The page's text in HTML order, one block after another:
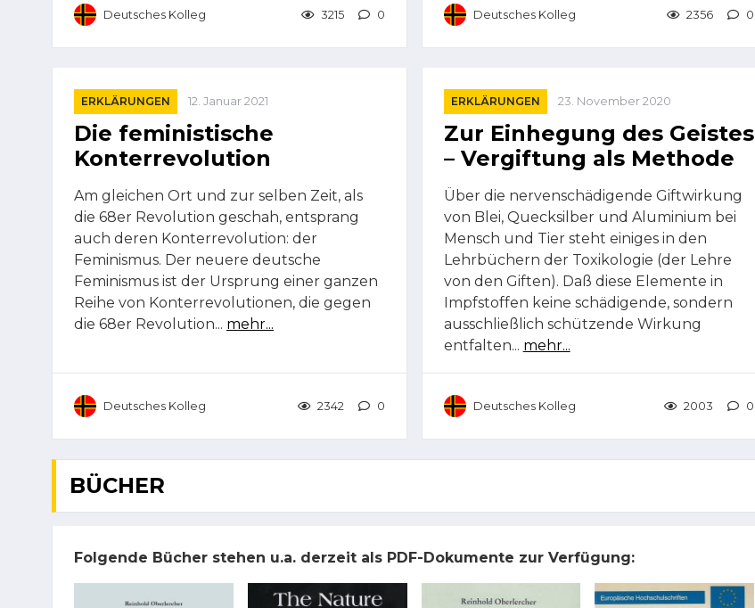
Deutsches Kolleg 3215 0 Deutsches Kolleg 2356 0
ERKLÄRUNGEN 12. Januar 2021
Die feministische
Konterrevolution
Am gleichen Ort und zur selben Zeit, als
die 68er Revolution geschah, entsprang
auch deren Konterrevolution: der
Feminismus. Der neuere deutsche
Feminismus ist der Ursprung einer ganzen
Reihe von Konterrevolutionen, die gegen
die 68er Revolution... mehr...
Deutsches Kolleg 2342 0
ERKLÄRUNGEN 23. November 2020
Zur Einhegung des Geistes
– Vergiftung als Methode
Über die nervenschädigende Giftwirkung
von Blei, Quecksilber und Aluminium bei
Mensch und Tier steht einiges in den
Lehrbüchern der Toxikologie (der Lehre
von den Giften). Daß diese Elemente in
Impfstoffen keine schädigende, sondern
ausschließlich schützende Wirkung
entfalten... mehr...
Deutsches Kolleg 2003 0
BÜCHER
Folgende Bücher stehen u.a. derzeit als PDF-Dokumente zur Verfügung: